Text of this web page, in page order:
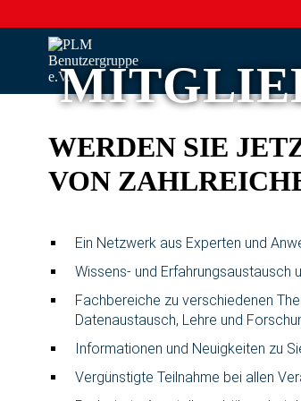
WERDEN SIE
VON
Ein Netzwerk aus Experten und
Wissens- und Erfahrungsaustausch
Fachbereiche zu verschiedenen
Datenaustausch, Lehre und
Informationen und Neuigkeiten zu
Vergünstigte Teilnahme bei allen